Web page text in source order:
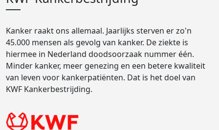
Kanker raakt ons allemaal. Jaarlijks sterven er zo'n
45.000 mensen als gevolg van kanker. De ziekte is
hiermee in Nederland doodsoorzaak nummer één.
Minder kanker, meer genezing en een betere kwaliteit
van leven voor kankerpatiënten. Dat is het doel van
KWF Kankerbestrijding.